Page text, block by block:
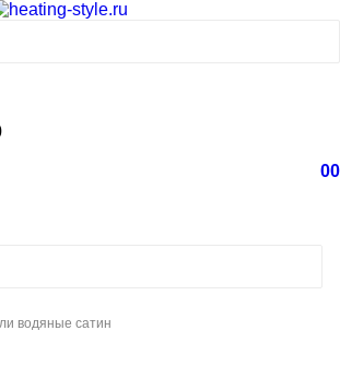
00
водяные сатин